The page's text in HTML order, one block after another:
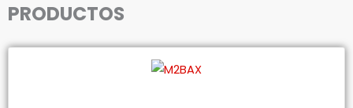
PRODUCTOS